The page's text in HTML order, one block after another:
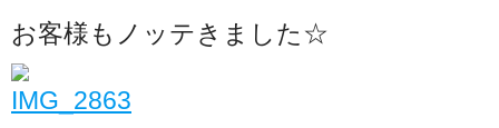
お客様もノッテきました☆